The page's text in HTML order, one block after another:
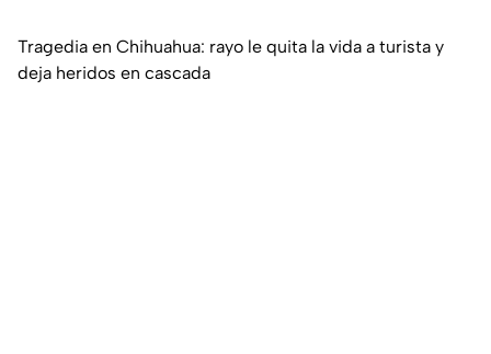
Tragedia en Chihuahua: rayo le quita la vida a turista y
deja heridos en cascada